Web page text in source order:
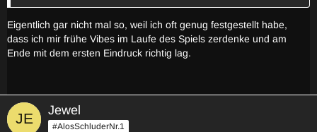
Eigentlich gar nicht mal so, weil ich oft genug festgestellt habe,
dass ich mir frühe Vibes im Laufe des Spiels zerdenke und am
Ende mit dem ersten Eindruck richtig lag.
Jewel
#AlosSchluderNr.1